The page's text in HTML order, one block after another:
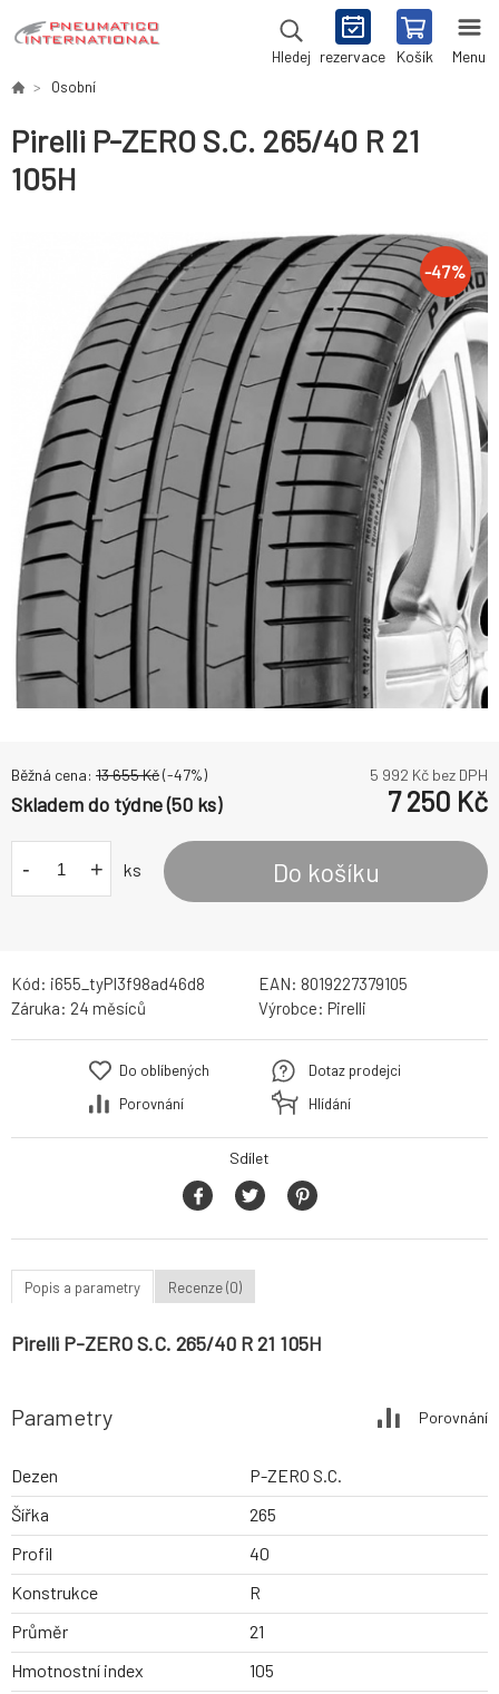
Hledej rezervace Košík Menu
Osobní
Pirelli P-ZERO S.C. 265/40 R 21
105H
-47%
Běžná cena: 13 655Kč(-47%) 5 992 Kč bez DPH
Skladem do týdne (50 ks) 7 250 Kč
- + ks Do košíku
Kód: i655_tyPI3f98ad46d8 EAN: 8019227379105
Záruka: 24 měsíců Výrobce: Pirelli
Do oblíbených
Porovnání
Dotaz prodejci
Hlídání
Sdílet
Popis a parametry Recenze (0)
Pirelli P-ZERO S.C. 265/40 R 21 105H
Parametry Porovnání
Dezen
P-ZERO S.C.
Šířka
265
Profil
40
Konstrukce
R
Průměr
21
Hmotnostní index
105